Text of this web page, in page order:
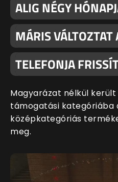
ALIG NÉGY
MÁRIS
TELEFONJA
Magyarázat nélkül
támogatási kategóriába
középkategóriás
meg.